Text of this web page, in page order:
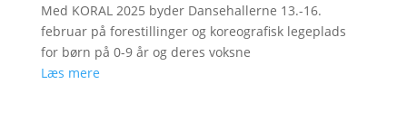
Med KORAL 2025 byder Dansehallerne 13.-16.
februar på forestillinger og koreografisk legeplads
for børn på 0-9 år og deres voksne
Læs mere